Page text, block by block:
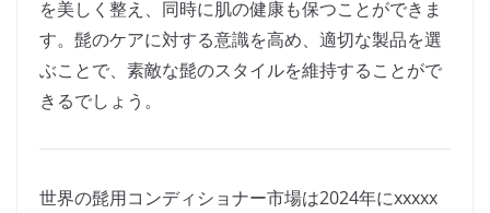
を美しく整え、同時に肌の健康も保つことができま
す。髭のケアに対する意識を高め、適切な製品を選
ぶことで、素敵な髭のスタイルを維持することがで
きるでしょう。
世界の髭用コンディショナー市場は2024年にxxxxx